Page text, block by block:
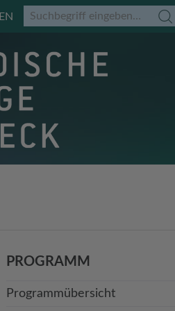
EN
PROGRAMM
Programmübersicht